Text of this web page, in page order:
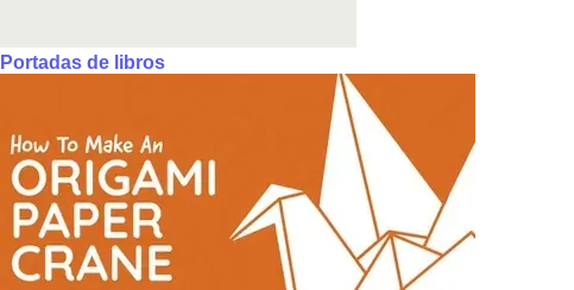
Portadas de libros